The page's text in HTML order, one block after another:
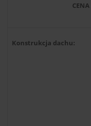
Konstrukcja dachu: